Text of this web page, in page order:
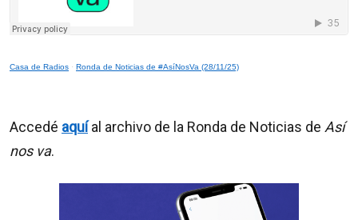
Casa de Radios · Ronda de Noticias de #AsíNosVa (28/11/25)
Accedé aquíal archivo de la Ronda de Noticias de Así
nos va.